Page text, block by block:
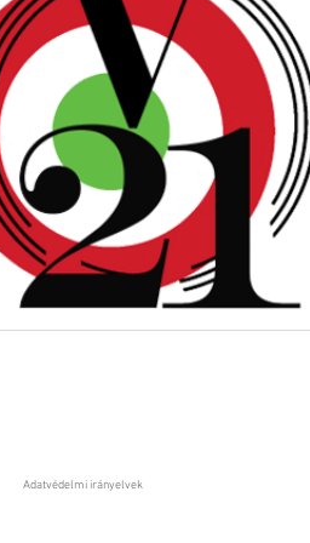
Adatvédelmi irányelvek